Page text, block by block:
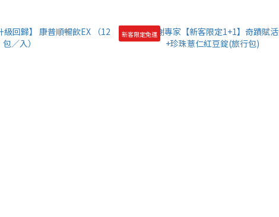
新客限定免運